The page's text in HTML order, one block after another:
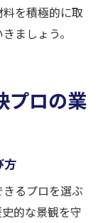
を積極的に取
ましょう。
プロの業
方
るプロを選ぶ
的な景観を守